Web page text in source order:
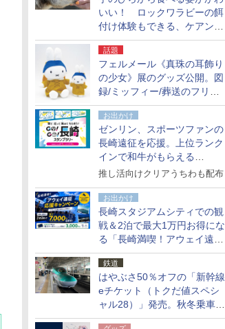
いい！ ロックワラビーの餌
付け体験もできる、ケアンズ
でアサートン高原の日本語ガ
イド付きツアーに参加してみ
た
話題
フェルメール《真珠の耳飾り
の少女》展のグッズ公開。図
録/ミッフィー/葬送のフリー
レンほか、注目ブランドコラ
ボが実現
お出かけ
ゼンリン、スポーツファンの
長崎遠征を応援。上位ランク
インで和牛がもらえる
「GO！GO！長崎スタンプラ
推し活向けクリアうちわも配布
お出かけ
長崎スタジアムシティでの観
戦＆2泊で最大1万円お得にな
る「長崎満喫！アウェイ遠征
応援キャンペーン」
鉄道
はやぶさ50％オフの「新幹線
eチケット（トクだ値スペシ
ャル28）」発売。秋冬乗車
分、えきねっと限定